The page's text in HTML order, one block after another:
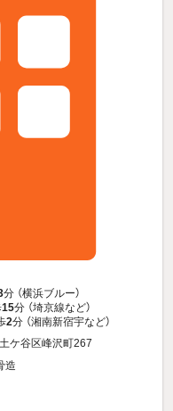
分 （横浜ブルー）
15分 （埼京線など）
2分 （湘南新宿宇など）
ケ谷区峰沢町267
造